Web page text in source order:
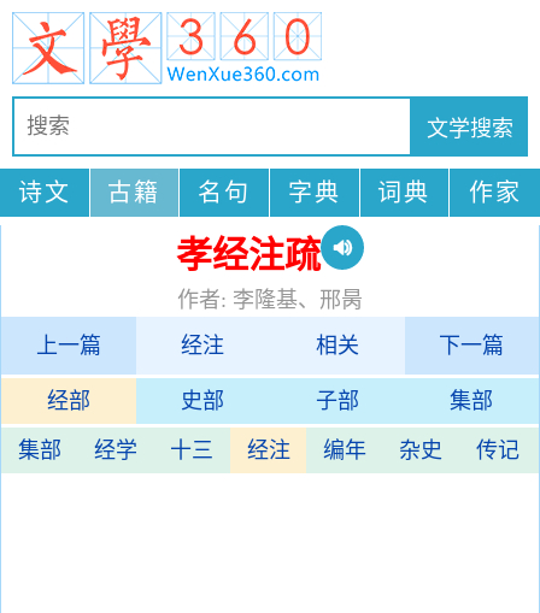
诗文 古籍 名句 字典 词典 作家
孝经注疏
作者: 李隆基、邢昺
上一篇
经注 相关 下一篇
经部 史部 子部 集部
集部 经学 十三 经注 编年 杂史 传记